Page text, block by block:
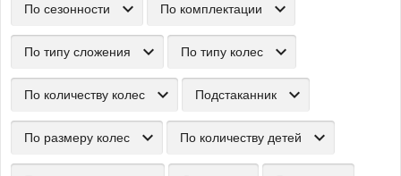
По сезонности По комплектации
По типу сложения По типу колес
По количеству колес Подстаканник
По размеру колес По количеству детей